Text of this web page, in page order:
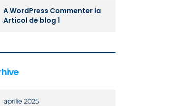
A WordPress Commenter la
Articol de blog 1
aprilie 2025